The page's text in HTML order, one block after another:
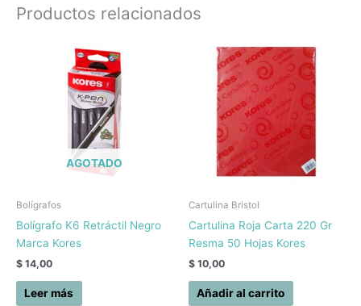
Productos relacionados
AGOTADO
Bolígrafos
Bolígrafo K6 Retráctil Negro
Marca Kores
$ 14,00
Leer más
Cartulina Bristol
Cartulina Roja Carta 220 Gr
Resma 50 Hojas Kores
$ 10,00
Añadir al carrito